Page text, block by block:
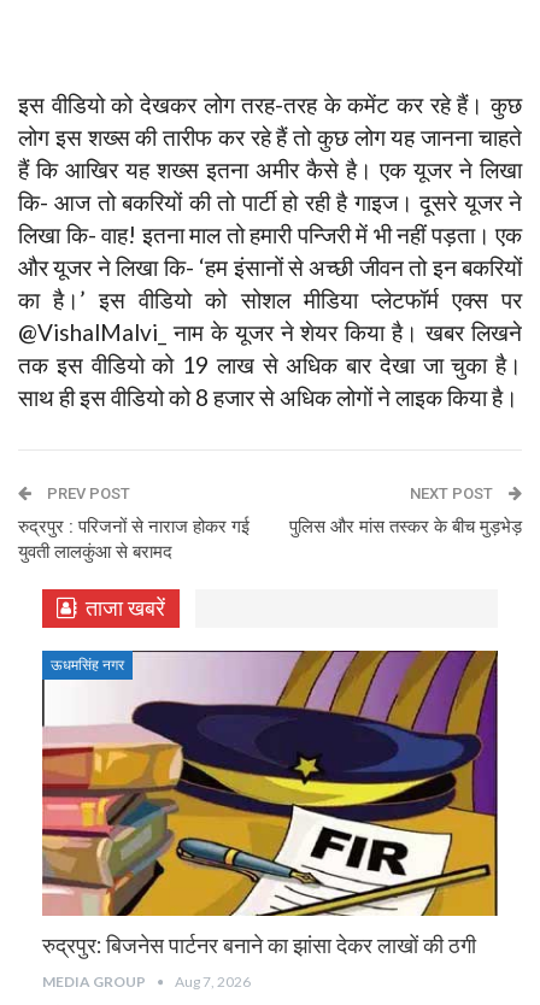
इस वीडियो को देखकर लोग तरह-तरह के कमेंट कर रहे हैं। कुछ
लोग इस शख्स की तारीफ कर रहे हैं तो कुछ लोग यह जानना चाहते
हैं कि आखिर यह शख्स इतना अमीर कैसे है। एक यूजर ने लिखा
कि- आज तो बकरियों की तो पार्टी हो रही है गाइज। दूसरे यूजर ने
लिखा कि- वाह! इतना माल तो हमारी पन्जिरी में भी नहीं पड़ता। एक
और यूजर ने लिखा कि- ‘हम इंसानों से अच्छी जीवन तो इन बकरियों
का है।’ इस वीडियो को सोशल मीडिया प्लेटफॉर्म एक्स पर
@VishalMalvi_ नाम के यूजर ने शेयर किया है। खबर लिखने
तक इस वीडियो को 19 लाख से अधिक बार देखा जा चुका है।
साथ ही इस वीडियो को 8 हजार से अधिक लोगों ने लाइक किया है।
PREV POST
रुद्रपुर : परिजनों से नाराज होकर गई
युवती लालकुंआ से बरामद
NEXT POST
पुलिस और मांस तस्कर के बीच मुड़भेड़
ताजा खबरें
ऊधमसिंह नगर
रुद्रपुर: बिजनेस पार्टनर बनाने का झांसा देकर लाखों की ठगी
MEDIA GROUP Aug 7, 2026